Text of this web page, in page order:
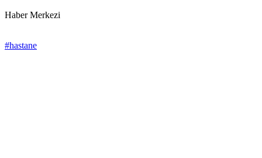
Haber Merkezi
#hastane